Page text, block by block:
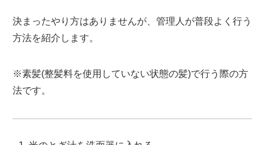
決まったやり方はありませんが、管理人が普段よく行う
方法を紹介します。
※素髪(整髪料を使用していない状態の髪)で行う際の方
法です。